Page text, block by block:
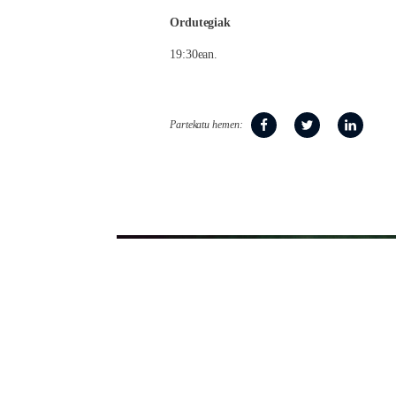
Ordutegiak
19:30ean.
Partekatu hemen: